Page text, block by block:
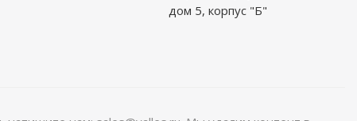
дом 5, корпус "Б"